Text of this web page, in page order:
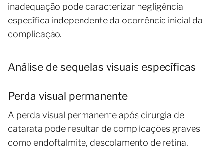
inadequação pode caracterizar negligência
específica independente da ocorrência inicial da
complicação.
Análise de sequelas visuais específicas
Perda visual permanente
A perda visual permanente após cirurgia de
catarata pode resultar de complicações graves
como endoftalmite, descolamento de retina,